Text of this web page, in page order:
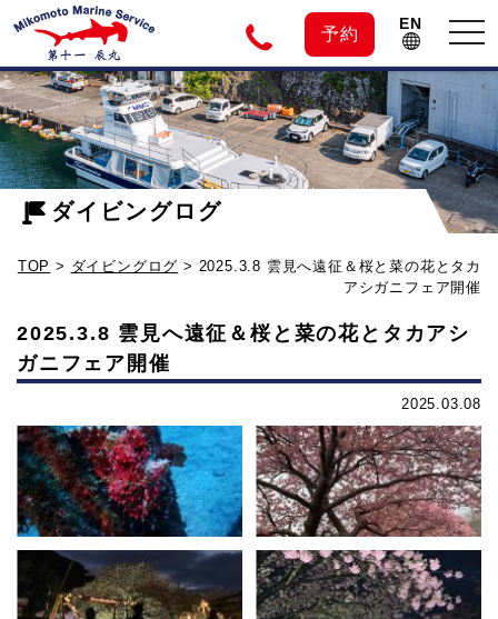
予約
EN
神
子
元
の
ダ
イ
ビ
2025.3.8
雲
見
征
桜
と
の
花
と
タ
ア
ダイビングログ
TOP > ダイビングログ > 2025.3.8 雲見へ遠征＆桜と菜の花とタカ
アシガニフェア開催
2025.3.8 雲見へ遠征＆桜と菜の花とタカアシ
ガニフェア開催
2025.03.08